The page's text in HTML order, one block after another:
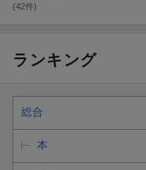
(42件)
ランキング
総合
本